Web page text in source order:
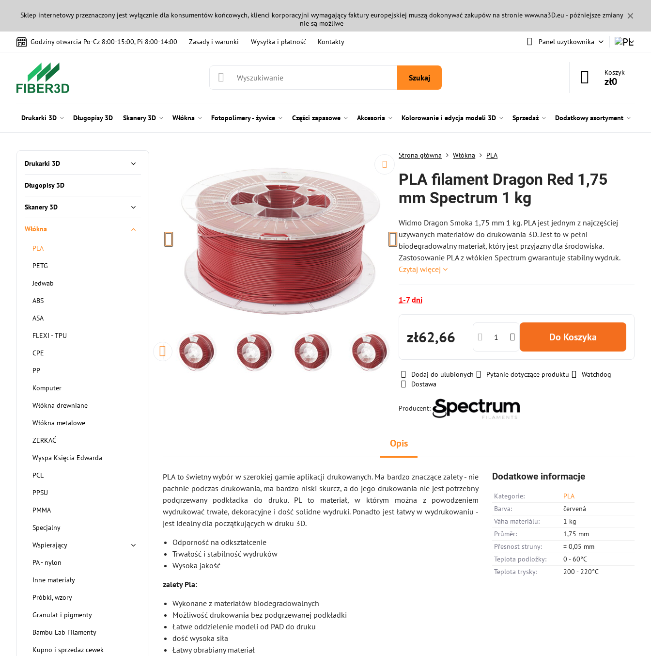
✕
Sklep internetowy przeznaczony jest wyłącznie dla konsumentów końcowych, klienci korporacyjni wymagający faktury europejskiej muszą dokonywać zakupów na stronie www.na3D.eu - późniejsze zmiany
nie są możliwe
Godziny otwarcia Po-Cz 8:00-15:00, Pi 8:00-14:00 Zasady i warunki Wysyłka i płatność Kontakty Panel użytkownika
Szukaj
Koszyk
zł0
Drukarki 3D Długopisy 3D Skanery 3D Włókna Fotopolimery - żywice Części zapasowe Akcesoria Kolorowanie i edycja modeli 3D Sprzedaż Dodatkowy asortyment
Strona główna Włókna PLA
PLA filament Dragon Red 1,75
mm Spectrum 1 kg
Widmo Dragon Smoka 1,75 mm 1 kg. PLA jest jednym z najczęściej
używanych materiałów do drukowania 3D. Jest to w pełni
biodegradowalny materiał, który jest przyjazny dla środowiska.
Zastosowanie PLA z włókien Spectrum gwarantuje stabilny wydruk.
Czytaj więcej
1-7 dni
zł62,66 Do Koszyka
Dodaj do ulubionych Pytanie dotyczące produktu
Watchdog
Dostawa
Producent:
Opis
PLA to świetny wybór w szerokiej gamie aplikacji drukowanych. Ma bardzo znaczące zalety - nie
pachnie podczas drukowania, ma bardzo niski skurcz, a do jego drukowania nie jest potrzebny
podgrzewany podkładka do druku. PL to materiał, w którym można z powodzeniem
wydrukować trwałe, dekoracyjne i dość solidne wydruki. Ponadto jest łatwy w wydrukowaniu -
jest idealny dla początkujących w druku 3D.
Odporność na odkształcenie
Trwałość i stabilność wydruków
Wysoka jakość
zalety Pla:
Wykonane z materiałów biodegradowalnych
Możliwość drukowania bez podgrzewanej podkładki
Łatwe oddzielenie modeli od PAD do druku
dość wysoka siła
Łatwy obrabiany materiał
Dodatkowe informacje
Kategorie:
PLA
Barva:
červená
Váha materiálu:
1 kg
Průměr:
1,75 mm
Přesnost struny:
± 0,05 mm
Teplota podložky:
0 - 60°C
Teplota trysky:
200 - 220°C
Drukarki 3D
Długopisy 3D
Skanery 3D
Włókna
PLA
PETG
Jedwab
ABS
ASA
FLEXI - TPU
CPE
PP
Komputer
Włókna drewniane
Włókna metalowe
ZERKAĆ
Wyspa Księcia Edwarda
PCL
PPSU
PMMA
Specjalny
Wspierający
PA - nylon
Inne materiały
Próbki, wzory
Granulat i pigmenty
Bambu Lab Filamenty
Kupno i sprzedaż cewek